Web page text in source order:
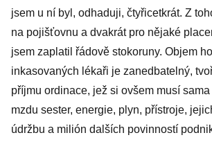
jsem u ní byl, odhaduji, čtyřicetkrát. Z
na pojišťovnu a dvakrát pro nějaké
jsem zaplatil řádově stokoruny. Objem
inkasovaných lékaři je zanedbatelný,
příjmu ordinace, jež si ovšem musí
mzdu sester, energie, plyn, přístroje,
údržbu a milión dalších povinností